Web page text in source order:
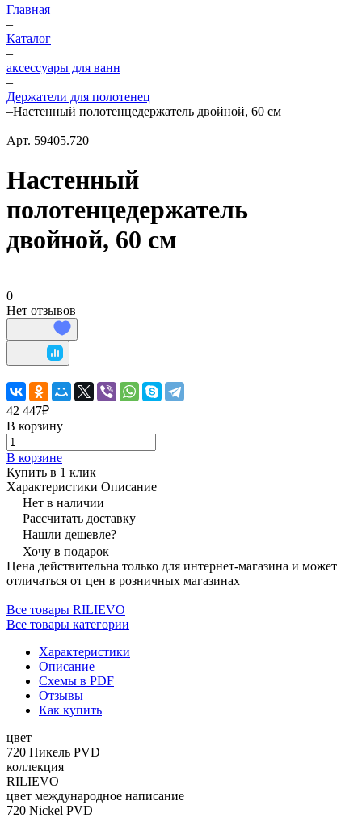
Главная
–
Каталог
–
аксессуары для ванн
–
Держатели для полотенец
–Настенный полотенцедержатель двойной, 60 см
Арт. 59405.720
Настенный
полотенцедержатель
двойной, 60 см
0
Нет отзывов
42 447₽
В корзину
В корзине
Купить в 1 клик
Характеристики Описание
Нет в наличии
Рассчитать доставку
Нашли дешевле?
Хочу в подарок
Цена действительна только для интернет-магазина и может
отличаться от цен в розничных магазинах
Все товары RILIEVO
Все товары категории
Характеристики
Описание
Схемы в PDF
Отзывы
Как купить
цвет
720 Никель PVD
коллекция
RILIEVO
цвет международное написание
720 Nickel PVD